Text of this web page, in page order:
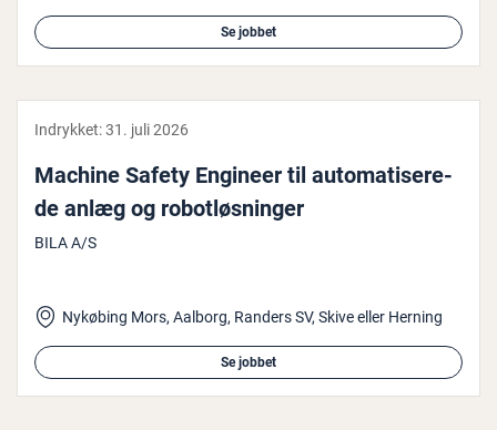
Se jobbet
Indrykket:31. juli 2026
Machine Safety Engineer til au­to­ma­ti­se­re­
de anlæg og ro­bot­løs­nin­ger
BILA A/S
Nykøbing Mors, Aalborg, Randers SV, Skive eller Herning
Se jobbet